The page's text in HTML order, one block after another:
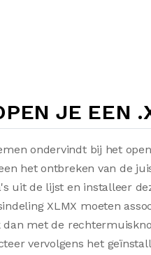
JE EEN
ondervindt bij het
het ontbreken van de
uit de lijst en installeer
XLMX moeten
dan met de
vervolgens het